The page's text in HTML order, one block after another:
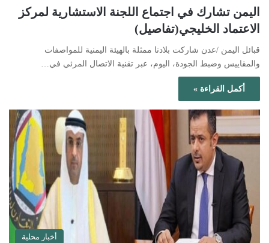
اليمن تشارك في اجتماع اللجنة الاستشارية لمركز
الاعتماد الخليجي(تفاصيل)
قبائل اليمن /عدن شاركت بلادنا ممثلة بالهيئة اليمنية للمواصفات
والمقاييس وضبط الجودة، اليوم، عبر تقنية الاتصال المرئي في…
أكمل القراءة »
أخبار محلية